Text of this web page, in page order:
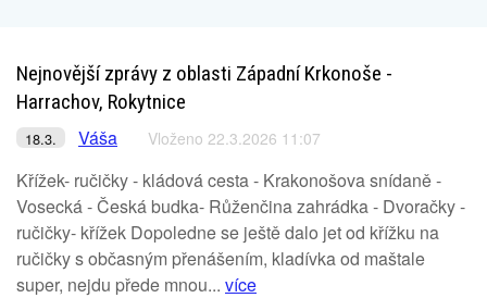
Nejnovější zprávy z oblasti Západní Krkonoše -
Harrachov, Rokytnice
18.3. Váša Vloženo 22.3.2026 11:07
Křížek- ručičky - kládová cesta - Krakonošova snídaně -
Vosecká - Česká budka- Růženčina zahrádka - Dvoračky -
ručičky- křížek Dopoledne se ještě dalo jet od křížku na
ručičky s občasným přenášením, kladívka od maštale
super, nejdu přede mnou... více